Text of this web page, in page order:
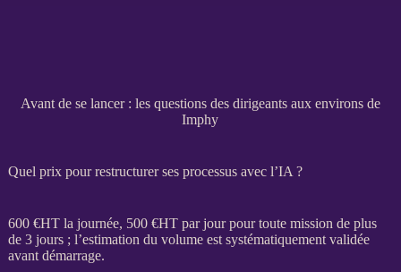
Avant de se lancer : les questions des dirigeants aux environs de
Imphy
Quel prix pour restructurer ses processus avec l’IA ?
600 €HTla journée, 500 €HTpar jour pour toute mission de plus
de 3 jours ; l’estimation du volume est systématiquement validée
avant démarrage.